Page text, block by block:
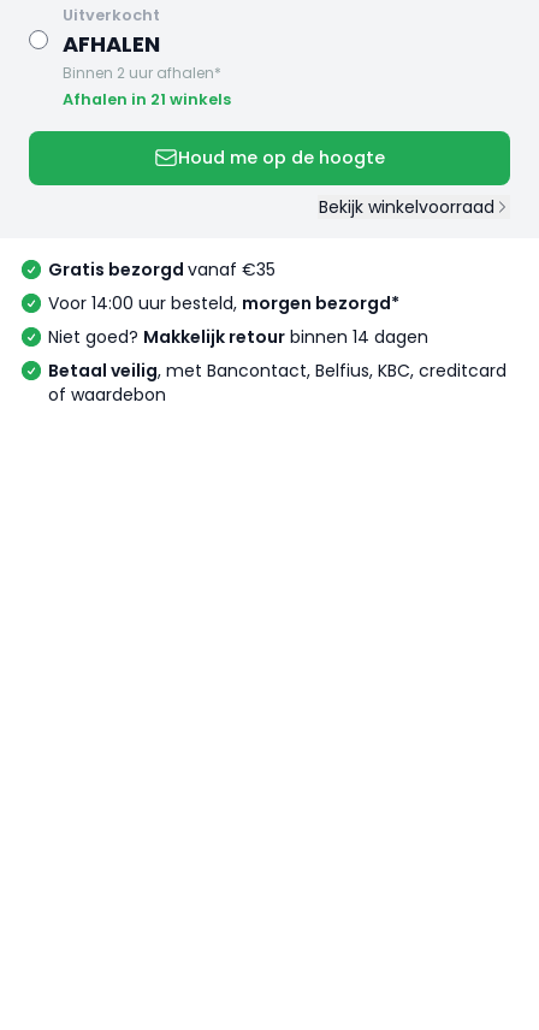
uitverkocht
AFHALEN
Binnen 2 uur afhalen*
Afhalen in 21 winkels
Houd me op de hoogte
Bekijk winkelvoorraad
Gratis bezorgd vanaf €35
Voor 14:00 uur besteld, morgen bezorgd*
Niet goed? Makkelijk retour binnen 14 dagen
Betaal veilig, met Bancontact, Belfius, KBC, creditcard
of waardebon